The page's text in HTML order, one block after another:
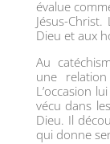
évalue
Jésus-
Dieu et aux
Au
une relation
L’occasion
vécu dans
Dieu. Il
qui donne